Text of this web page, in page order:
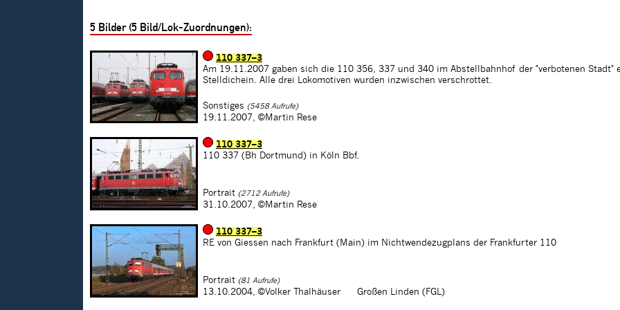
5 Bilder (5 Bild/Lok-Zuordnungen):
110 337–3
Am 19.11.2007 gaben sich die 110 356, 337 und 340 im Abstellbahnhof der "verbotenen Stadt"
Stelldichein. Alle drei Lokomotiven wurden inzwischen verschrottet.
Sonstiges (5458 Aufrufe)
19.11.2007, ©Martin Rese
110 337–3
110 337 (Bh Dortmund) in Köln Bbf.
Portrait (2712 Aufrufe)
31.10.2007, ©Martin Rese
110 337–3
RE von Giessen nach Frankfurt (Main) im Nichtwendezugplans der Frankfurter 110
Portrait (81 Aufrufe)
13.10.2004, ©Volker Thalhäuser Großen Linden (FGL)